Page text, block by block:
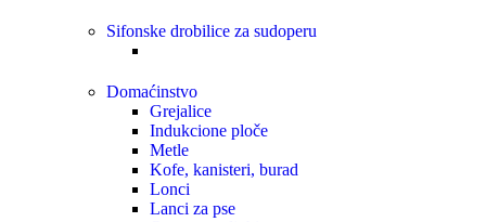
Sifonske drobilice za sudoperu
Domaćinstvo
Grejalice
Indukcione ploče
Metle
Kofe, kanisteri, burad
Lonci
Lanci za pse